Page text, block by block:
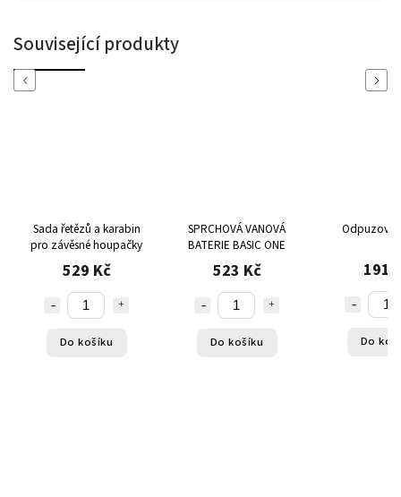
Související produkty
Previous
Sada řetězů a karabin
pro závěsné houpačky
529 Kč
Do košíku
SPRCHOVÁ VANOVÁ
BATERIE BASIC ONE
523 Kč
Do košíku
191
Do
Next